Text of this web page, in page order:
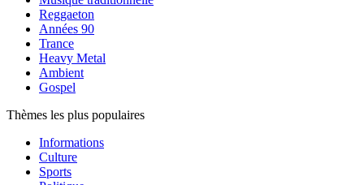
Reggaeton
Années 90
Trance
Heavy Metal
Ambient
Gospel
Thèmes les plus populaires
Informations
Culture
Sports